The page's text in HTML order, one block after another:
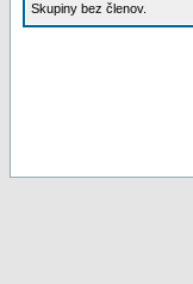
Skupiny bez členov.